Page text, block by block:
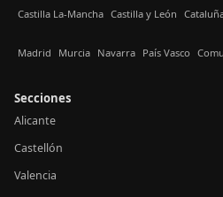
Castilla La-Mancha Castilla y León
Madrid Murcia Navarra País Vasco
Secciones
Alicante
Castellón
Valencia